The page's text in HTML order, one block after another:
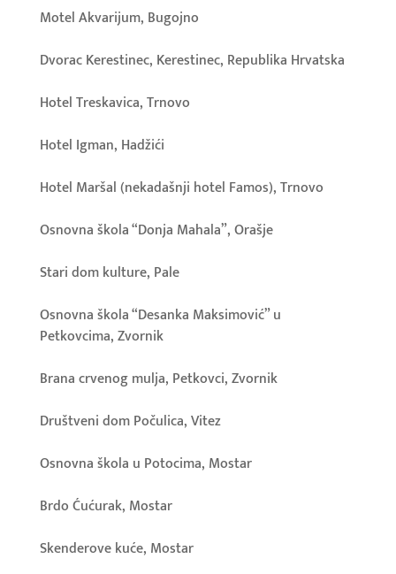
Motel Akvarijum, Bugojno
Dvorac Kerestinec, Kerestinec, Republika Hrvatska
Hotel Treskavica, Trnovo
Hotel Igman, Hadžići
Hotel Maršal (nekadašnji hotel Famos), Trnovo
Osnovna škola “Donja Mahala”, Orašje
Stari dom kulture, Pale
Osnovna škola “Desanka Maksimović” u
Petkovcima, Zvornik
Brana crvenog mulja, Petkovci, Zvornik
Društveni dom Počulica, Vitez
Osnovna škola u Potocima, Mostar
Brdo Ćućurak, Mostar
Skenderove kuće, Mostar